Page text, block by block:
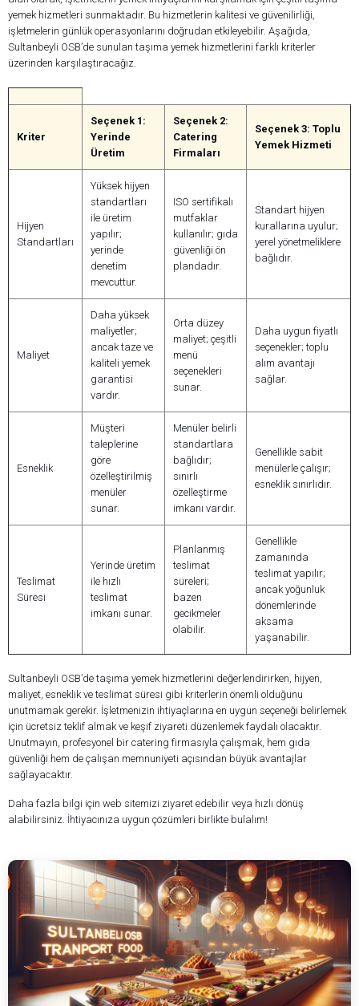
yemek hizmetleri sunmaktadır. Bu hizmetlerin kalitesi ve güvenilirliği,
işletmelerin günlük operasyonlarını doğrudan etkileyebilir. Aşağıda,
Sultanbeyli OSB’de sunulan taşıma yemek hizmetlerini farklı kriterler
üzerinden karşılaştıracağız.
Kriter
Seçenek 1:
Yerinde
Üretim
Seçenek 2:
Catering
Firmaları
Seçenek 3: Toplu
Yemek Hizmeti
Hijyen
Standartları
Yüksek hijyen
standartları
ile üretim
yapılır;
yerinde
denetim
mevcuttur.
ISO sertifikalı
mutfaklar
kullanılır; gıda
güvenliği ön
plandadır.
Standart hijyen
kurallarına uyulur;
yerel yönetmeliklere
bağlıdır.
Maliyet
Daha yüksek
maliyetler;
ancak taze ve
kaliteli yemek
garantisi
vardır.
Orta düzey
maliyet; çeşitli
menü
seçenekleri
sunar.
Daha uygun fiyatlı
seçenekler; toplu
alım avantajı
sağlar.
Esneklik
Müşteri
taleplerine
göre
özelleştirilmiş
menüler
sunar.
Menüler belirli
standartlara
bağlıdır;
sınırlı
özelleştirme
imkanı vardır.
Genellikle sabit
menülerle çalışır;
esneklik sınırlıdır.
Teslimat
Süresi
Yerinde üretim
ile hızlı
teslimat
imkanı sunar.
Planlanmış
teslimat
süreleri;
bazen
gecikmeler
olabilir.
Genellikle
zamanında
teslimat yapılır;
ancak yoğunluk
dönemlerinde
aksama
yaşanabilir.
Sultanbeyli OSB’de taşıma yemek hizmetlerini değerlendirirken, hijyen,
maliyet, esneklik ve teslimat süresi gibi kriterlerin önemli olduğunu
unutmamak gerekir. İşletmenizin ihtiyaçlarına en uygun seçeneği belirlemek
için ücretsiz teklif almak ve keşif ziyareti düzenlemek faydalı olacaktır.
Unutmayın, profesyonel bir catering firmasıyla çalışmak, hem gıda
güvenliği hem de çalışan memnuniyeti açısından büyük avantajlar
sağlayacaktır.
Daha fazla bilgi için web sitemizi ziyaret edebilir veya hızlı dönüş
alabilirsiniz. İhtiyacınıza uygun çözümleri birlikte bulalım!